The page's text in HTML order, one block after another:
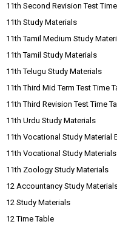
11th Second Revision Test
11th Study Materials
11th Tamil Medium Study
11th Tamil Study Materials
11th Telugu Study Materials
11th Third Mid Term Test Time
11th Third Revision Test Time
11th Urdu Study Materials
11th Vocational Study Material
11th Vocational Study Materials
11th Zoology Study Materials
12 Accountancy Study
12 Study Materials
12 Time Table